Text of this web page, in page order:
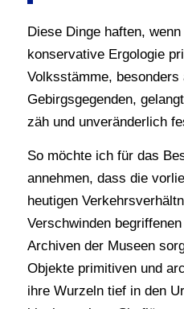
Diese Dinge haften,
konservative Ergologie
Volksstämme, besonders
Gebirgsgegenden,
zäh und unveränderlich
So möchte ich für das
annehmen, dass die
heutigen
Verschwinden
Archiven der Museen
Objekte primitiven und
ihre Wurzeln tief in den